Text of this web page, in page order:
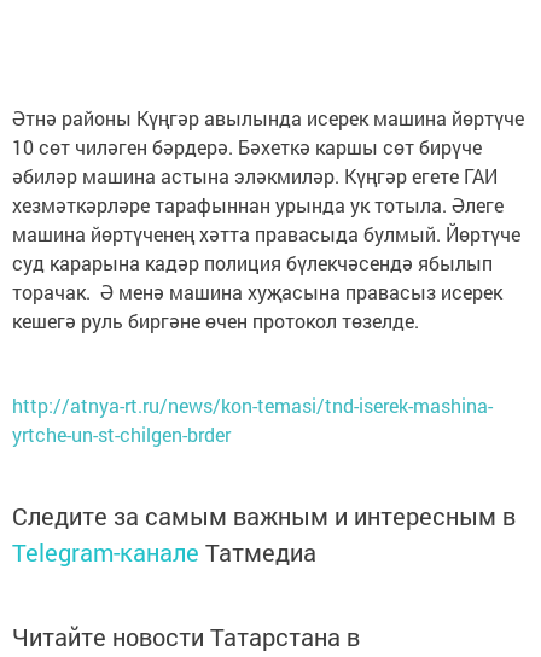
Әтнә районы Күңгәр авылында исерек машина йөртүче
10 сөт чиләген бәрдерә. Бәхеткә каршы сөт бирүче
әбиләр машина астына эләкмиләр. Күңгәр егете ГАИ
хезмәткәрләре тарафыннан урында ук тотыла. Әлеге
машина йөртүченең хәтта правасыда булмый. Йөртүче
суд карарына кадәр полиция бүлекчәсендә ябылып
торачак. Ә менә машина хуҗасына правасыз исерек
кешегә руль биргәне өчен протокол төзелде.
http://atnya-rt.ru/news/kon-temasi/tnd-iserek-mashina-
yrtche-un-st-chilgen-brder
Следите за самым важным и интересным в
Telegram-канале Татмедиа
Читайте новости Татарстана в